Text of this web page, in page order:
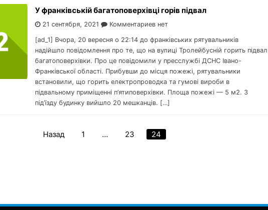
У франківській багатоповерхівці горів підвал
21 сентября, 2021 Комментариев нет
[ad_1] Вчора, 20 вересня о 22:14 до франківських рятувальників
надійшло повідомлення про те, що на вулиці Тролейбусній горить підвал
багатоповерхівки. Про це повідомили у пресслужбі ДСНС Івано-
Франківської області. Прибувши до місця пожежі, рятувальники
встановили, що горить електропроводка та гумові вироби в
підвальному приміщенні п’ятиповерхівки. Площа пожежі — 5 м2. З
під’їзду будинку вийшло 20 мешканців. […]
Пагинация
Назад 1 … 23 24